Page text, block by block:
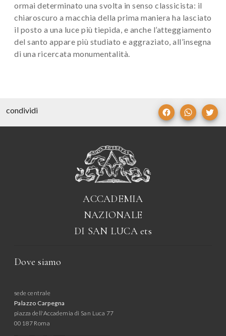
ormai determinato una svolta in senso classicista: il
chiaroscuro a macchia della prima maniera ha lasciato
il posto a una luce più tiepida, e anche l’atteggiamento
del santo appare più studiato e aggraziato, all’insegna
di una ricercata monumentalità.
condividi
ACCADEMIA
NAZIONALE
DI SAN LUCAets
Dove siamo
sede centrale
Palazzo Carpegna
piazza dell'Accademia di San Luca 77
00187 Roma